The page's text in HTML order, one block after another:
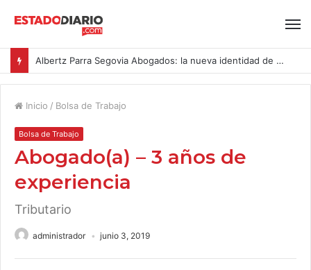
Albertz Parra Segovia Abogados: la nueva identidad de Segovia Consulting
Inicio / Bolsa de Trabajo
Bolsa de Trabajo
Abogado(a) – 3 años de
experiencia
Tributario
administrador junio 3, 2019